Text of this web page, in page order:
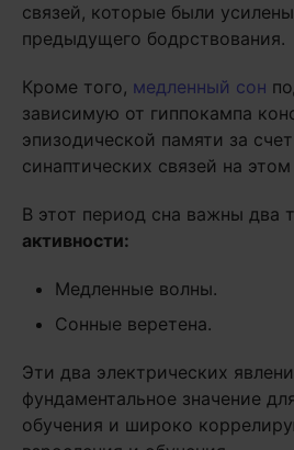
связей, которые были
предыдущего бодрствования.
Кроме того, медленный сон
зависимую от гиппокампа
эпизодической памяти за
синаптических связей на
В этот период сна важны два
активности:
Медленные волны.
Сонные веретена.
Эти два электрических
фундаментальное значение
обучения и широко